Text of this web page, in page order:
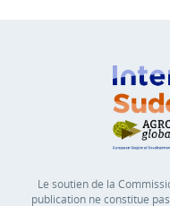
Le soutien de la
publication ne constitue